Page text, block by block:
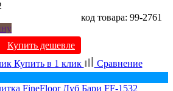
код товара: 99-2761
Купить дешевле
Купить в 1 клик
Сравнение